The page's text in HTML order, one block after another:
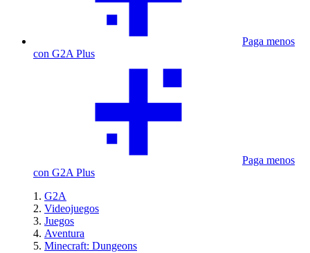
Paga menos
con G2A Plus
Paga menos
con G2A Plus
G2A
Videojuegos
Juegos
Aventura
Minecraft: Dungeons